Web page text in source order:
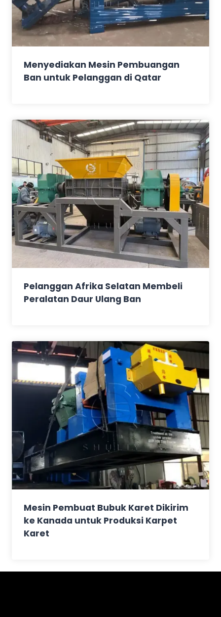
Menyediakan Mesin Pembuangan
Ban untuk Pelanggan di Qatar
Pelanggan Afrika Selatan Membeli
Peralatan Daur Ulang Ban
Mesin Pembuat Bubuk Karet Dikirim
ke Kanada untuk Produksi Karpet
Karet